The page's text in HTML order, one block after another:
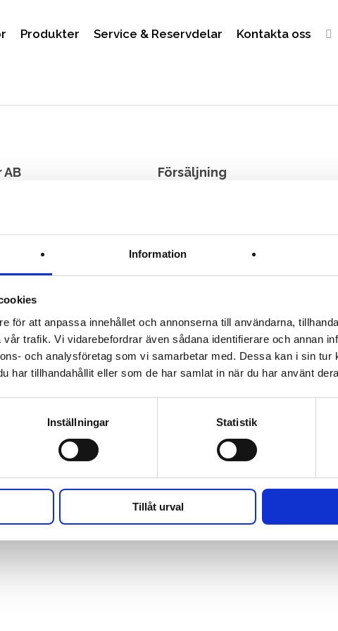
Information
för att anpassa innehållet och annonserna till användarna,
trafik. Vi vidarebefordrar även sådana identifierare och annan
och analysföretag som vi samarbetar med. Dessa kan i sin tur
har tillhandahållit eller som de har samlat in när du har använt
Inställningar Statistik
Tillåt urval
Produkter Service & Reservdelar Kontakta oss
AB
17 A
Cookies
Försäljning
Hamphus Hultgren:
hamphus@processor.se